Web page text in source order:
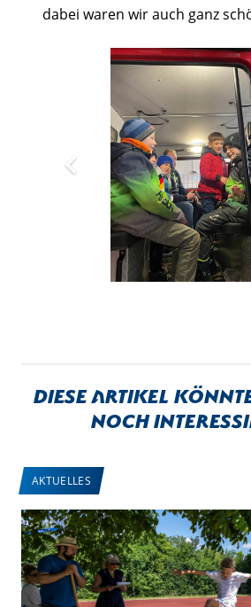
dabei waren wir auch ganz
Diese Artikel
noch
AKTUELLES